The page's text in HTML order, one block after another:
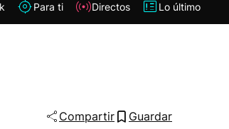
Klisk
Para ti Directos Lo último
Compartir Guardar